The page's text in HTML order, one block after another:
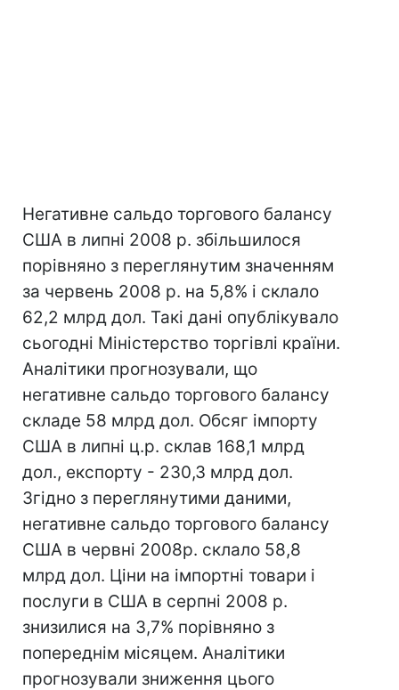
Негативне сальдо торгового балансу
США в липні 2008 р. збільшилося
порівняно з переглянутим значенням
за червень 2008 р. на 5,8% і склало
62,2 млрд дол. Такі дані опублікувало
сьогодні Міністерство торгівлі країни.
Аналітики прогнозували, що
негативне сальдо торгового балансу
складе 58 млрд дол. Обсяг імпорту
США в липні ц.р. склав 168,1 млрд
дол., експорту - 230,3 млрд дол.
Згідно з переглянутими даними,
негативне сальдо торгового балансу
США в червні 2008р. склало 58,8
млрд дол. Ціни на імпортні товари і
послуги в США в серпні 2008 р.
знизилися на 3,7% порівняно з
попереднім місяцем. Аналітики
прогнозували зниження цього